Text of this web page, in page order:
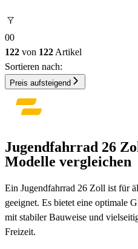
00
122 von 122 Artikel
Sortieren nach:
Preis aufsteigend
Jugendfahrrad 26
Modelle vergleichen
Ein Jugendfahrrad 26 Zoll ist für
geeignet. Es bietet eine optimale
mit stabiler Bauweise und
Freizeit.